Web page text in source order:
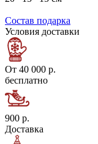
Состав подарка
Условия доставки
От 40 000 р.
бесплатно
900 р.
Доставка